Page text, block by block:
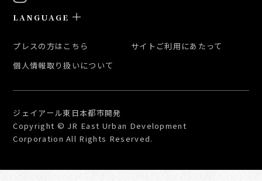
LANGUAGE
繁体中文
한국어
プレスの方はこちら
サイトご利用にあたって
個人情報取り扱いについて
ジェイアール東日本都市開発
Copyright © JR East Urban Development
Corporation All Rights Reserved.